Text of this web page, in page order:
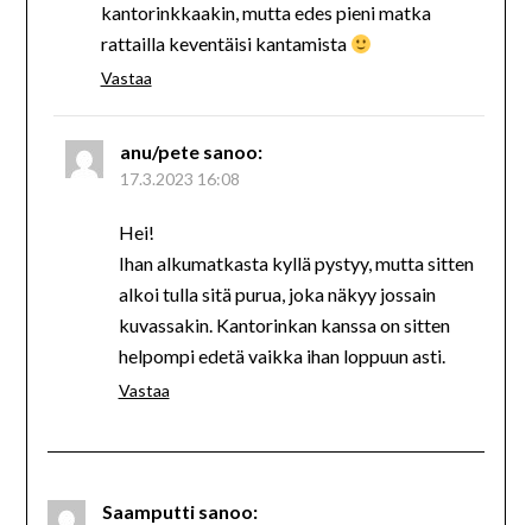
kantorinkkaakin, mutta edes pieni matka
rattailla keventäisi kantamista
Vastaa
anu/pete sanoo:
17.3.2023 16:08
Hei!
Ihan alkumatkasta kyllä pystyy, mutta sitten
alkoi tulla sitä purua, joka näkyy jossain
kuvassakin. Kantorinkan kanssa on sitten
helpompi edetä vaikka ihan loppuun asti.
Vastaa
Saamputti sanoo: